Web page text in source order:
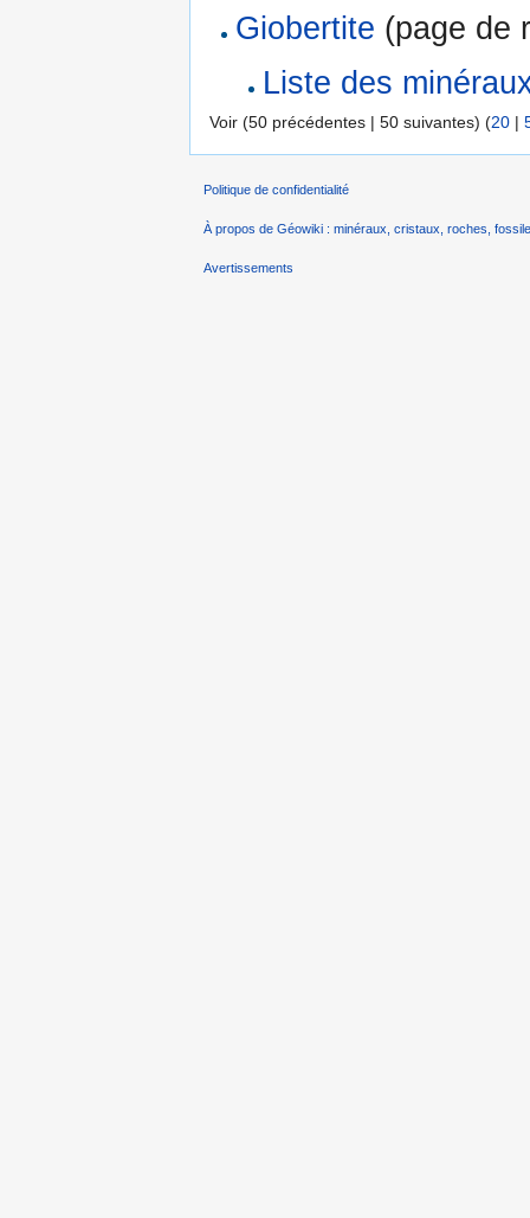
Giobertite (page de
Liste des
Voir (50 précédentes | 50 suivantes) (20 |
Politique de confidentialité
À propos de Géowiki : minéraux, cristaux, roches,
Avertissements